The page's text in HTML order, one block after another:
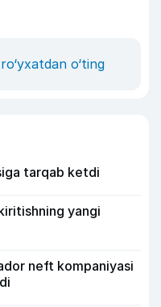
ro‘yxatdan o‘ting
tarqab ketdi
yangi
neft kompaniyasi